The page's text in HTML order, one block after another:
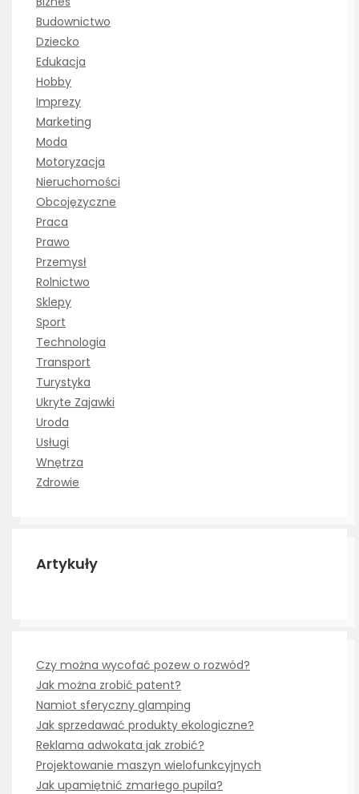
Budownictwo
Dziecko
Edukacja
Hobby
Imprezy
Marketing
Moda
Motoryzacja
Nieruchomości
Obcojęzyczne
Praca
Prawo
Przemysł
Rolnictwo
Sklepy
Sport
Technologia
Transport
Turystyka
Ukryte Zajawki
Uroda
Usługi
Wnętrza
Zdrowie
Artykuły
Czy można wycofać pozew o rozwód?
Jak można zrobić patent?
Namiot sferyczny glamping
Jak sprzedawać produkty ekologiczne?
Reklama adwokata jak zrobić?
Projektowanie maszyn wielofunkcyjnych
Jak upamiętnić zmarłego pupila?